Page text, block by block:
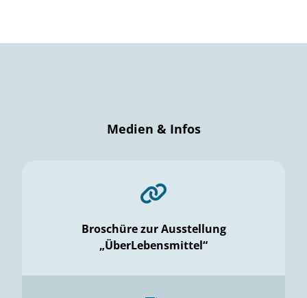
Medien & Infos
Broschüre zur Ausstellung
„ÜberLebensmittel“